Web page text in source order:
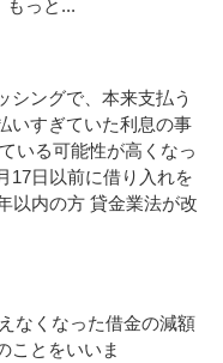
も っ と ...
シングで、 本来支払う
いすぎていた利 息の事
ている可能性が高 く なっ
17日 以前に借り 入れを
以内の方 貸金業法が改
え な く なった借金の減額
こ と をいい ま